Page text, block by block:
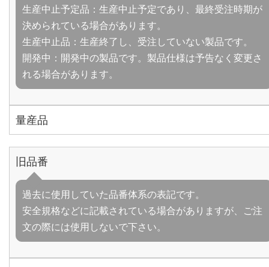
生産中止予定品：生産中止予定であり、最終受注時期が
決められている場合があります。
生産中止品：生産終了し、受注していない製品です。
開発中：開発中の製品です。製品仕様は予告なく変更さ
れる場合があります。
量産品
旧品番
過去に使用していた品番体系の表記です。
安全規格などに記載されている場合がありますが、ご注
文の際には使用しないで下さい。